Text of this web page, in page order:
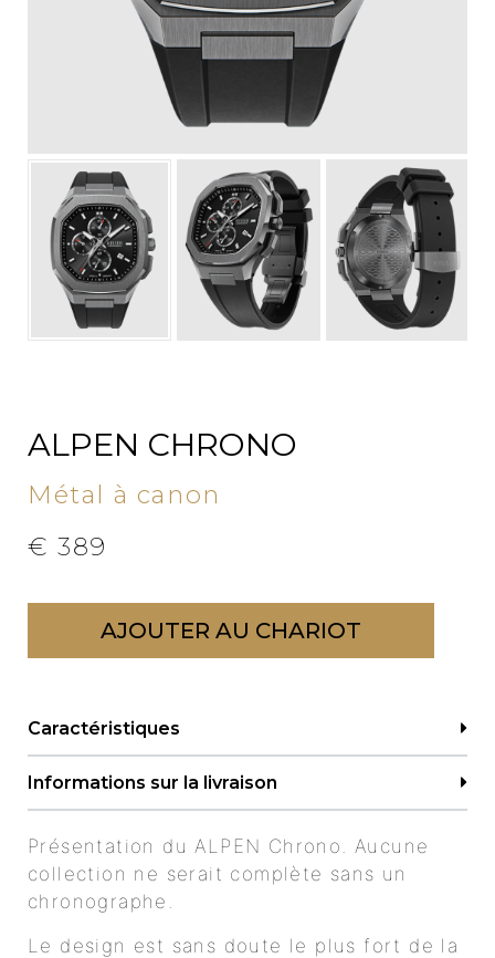
ALPEN CHRONO
Métal à canon
€ 389
AJOUTER AU CHARIOT
Caractéristiques
Informations sur la livraison
Présentation du ALPEN Chrono. Aucune
collection ne serait complète sans un
chronographe.
Le design est sans doute le plus fort de la